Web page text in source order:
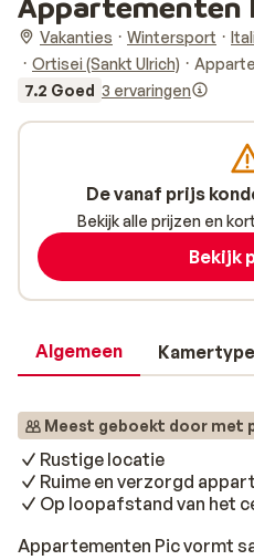
Vakanties Wintersport
Ortisei (Sankt Ulrich)
7.2 Goed 3 ervaringen
Algemeen
Meest geboekt door met
Rustige locatie
Ruime en verzorgd
Op loopafstand van het
Appartementen Pic vormt
De vanaf prijs
Bekijk alle prijzen en
Bekijk